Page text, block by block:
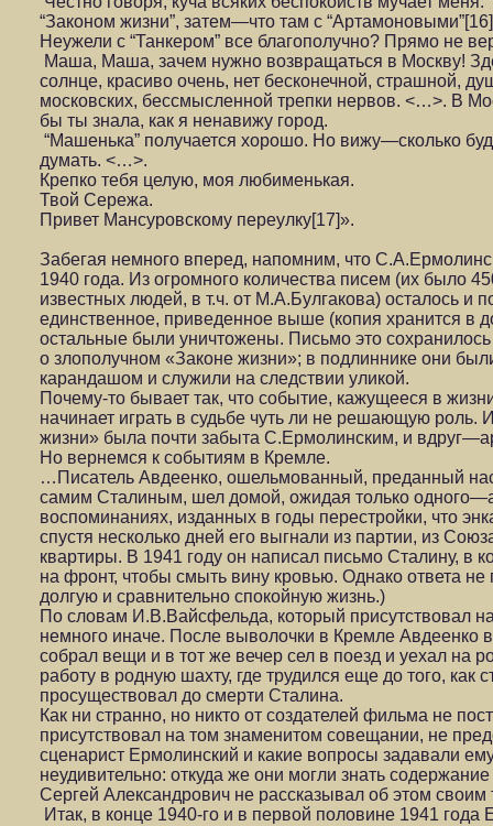
“Законом жизни”, затем—что там с
Неужели с “Танкером” все благополучно? Прямо не
Маша, Маша, зачем нужно возвращаться в Москву!
солнце, красиво очень, нет бесконечной, страшной,
московских, бессмысленной трепки нервов. <…>. В
бы ты знала, как я ненавижу город.
“Машенька” получается хорошо. Но вижу—сколько
думать. <…>.
Крепко тебя целую, моя любименькая.
Твой Сережа.
Привет Мансуровскому переулку[17]».
Забегая немного вперед, напомним, что
1940 года. Из огромного количества писем (их было
известных людей, в т.ч. от М.А.Булгакова) осталось и
единственное, приведенное выше (копия хранится в
остальные были уничтожены. Письмо это
о злополучном «Законе жизни»; в подлиннике они
карандашом и служили на следствии уликой.
Почему-то бывает так, что событие, кажущееся в
начинает играть в судьбе чуть ли не решающую роль.
жизни» была почти забыта С.Ермолинским, и
Но вернемся к событиям в Кремле.
…Писатель Авдеенко, ошельмованный, преданный
самим Сталиным, шел домой, ожидая только
воспоминаниях, изданных в годы перестройки, что
спустя несколько дней его выгнали из партии, из
квартиры. В 1941 году он написал письмо Сталину, в
на фронт, чтобы смыть вину кровью. Однако ответа
долгую и сравнительно спокойную жизнь.)
По словам И.В.Вайсфельда, который присутствовал
немного иначе. После выволочки в Кремле Авдеенко
собрал вещи и в тот же вечер сел в поезд и уехал на
работу в родную шахту, где трудился еще до того, как
просуществовал до смерти Сталина.
Как ни странно, но никто от создателей фильма не
присутствовал на том знаменитом совещании, не
сценарист Ермолинский и какие вопросы задавали
неудивительно: откуда же они могли знать
Сергей Александрович не рассказывал об этом
Итак, в конце 1940-го и в первой половине 1941